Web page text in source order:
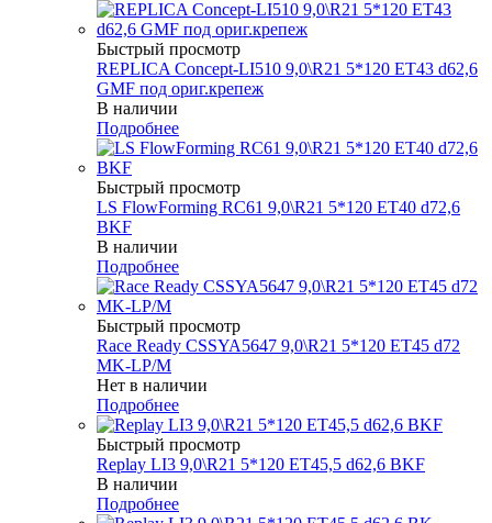
Быстрый просмотр
REPLICA Concept-LI510 9,0\R21 5*120 ET43 d62,6
GMF под ориг.крепеж
В наличии
Подробнее
Быстрый просмотр
LS FlowForming RC61 9,0\R21 5*120 ET40 d72,6
BKF
В наличии
Подробнее
Быстрый просмотр
Race Ready CSSYA5647 9,0\R21 5*120 ET45 d72
MK-LP/M
Нет в наличии
Подробнее
Быстрый просмотр
Replay LI3 9,0\R21 5*120 ET45,5 d62,6 BKF
В наличии
Подробнее